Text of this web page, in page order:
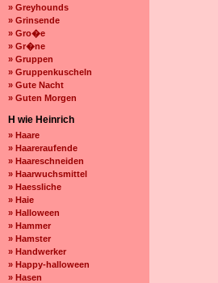
» Greyhounds
» Grinsende
» Gro�e
» Gr�ne
» Gruppen
» Gruppenkuscheln
» Gute Nacht
» Guten Morgen
H wie Heinrich
» Haare
» Haareraufende
» Haareschneiden
» Haarwuchsmittel
» Haessliche
» Haie
» Halloween
» Hammer
» Hamster
» Handwerker
» Happy-halloween
» Hasen